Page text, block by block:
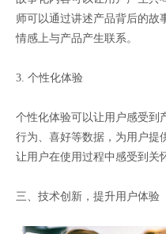
师可以通过讲述产品背后的故
情感上与产品产生联系。
3. 个性化体验
个性化体验可以让用户感受到
行为、喜好等数据，为用户提
让用户在使用过程中感受到关
三、技术创新，提升用户体验